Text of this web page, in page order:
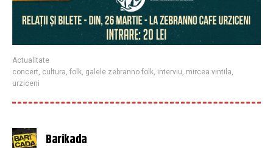
Actualitate
concert cultura folk galele zebranno folk interviu mircea vintila
urziceni
Barikada